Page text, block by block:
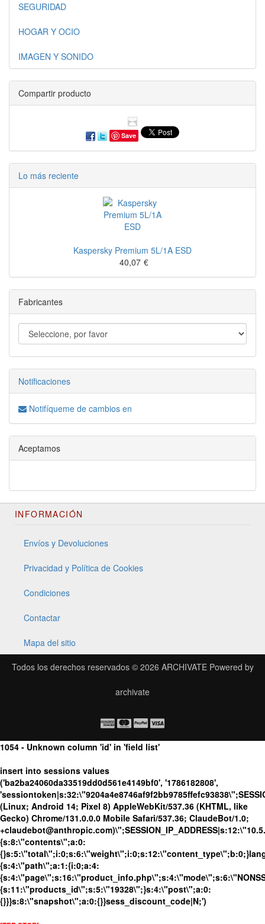
SEGURIDAD
HOGAR Y OCIO
IMAGEN Y SONIDO
Compartir producto
Save
Lo más reciente
Kaspersky Premium 5L/1A ESD
40,07 €
Fabricantes
Notificaciones
Notifíqueme de cambios en
Aceptamos
INFORMACIÓN
Envíos y Devoluciones
Privacidad y Política de Cookies
Condiciones
Contactar
Mapa del sitio
Todos los derechos reservados © 2026 ARCHIVATEPowered by
archivate
1054 - Unknown column 'id' in 'field list'
insert into sessions values
('ba2ba24060da33519dd0d561e4149bf0', '1786182808',
(Linux; Android 14; Pixel 8) AppleWebKit/537.36 (KHTML, like
Gecko) Chrome/131.0.0.0 Mobile Safari/537.36; ClaudeBot/1.0;
{s:8:\"contents\";a:0:
{s:4:\"path\";a:1:{i:0;a:4:
{s:11:\"products_id\";s:5:\"19328\";}s:4:\"post\";a:0:
{}}}s:8:\"snapshot\";a:0:{}}sess_discount_code|N;')